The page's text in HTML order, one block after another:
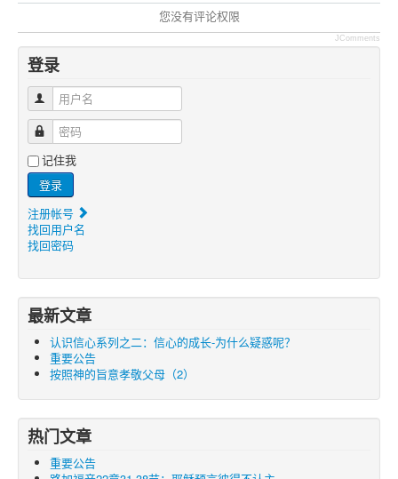
您没有评论权限
JComments
登录
用户名
密码
记住我
登录
注册帐号
找回用户名
找回密码
最新文章
认识信心系列之二：信心的成长-为什么疑惑呢？
重要公告
按照神的旨意孝敬父母（2）
热门文章
重要公告